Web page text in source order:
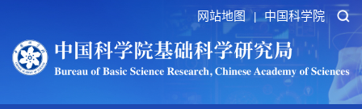
网站地图 | 中国科学院